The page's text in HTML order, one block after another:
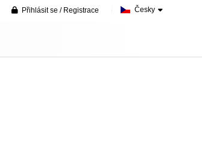
Česky
Přihlásit se / Registrace